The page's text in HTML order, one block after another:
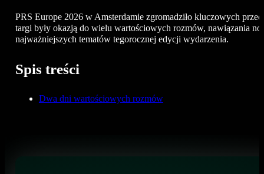
PRS Europe 2026 w Amsterdamie zgromadziło kluczowych
targi były okazją do wielu wartościowych rozmów, nawiązania
najważniejszych tematów tegorocznej edycji wydarzenia.
Spis treści
Dwa dni wartościowych rozmów